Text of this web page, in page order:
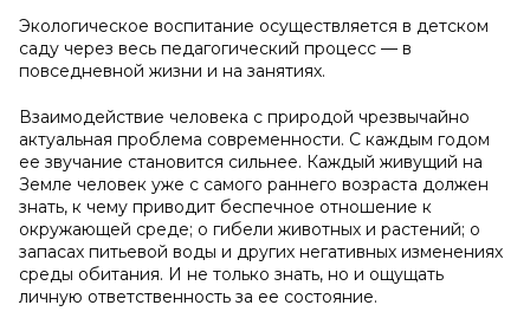
Экологическое воспитание осуществляется в детском
саду через весь педагогический процесс — в
повседневной жизни и на занятиях.
Взаимодействие человека с природой чрезвычайно
актуальная проблема современности. С каждым годом
ее звучание становится сильнее. Каждый живущий на
Земле человек уже с самого раннего возраста должен
знать, к чему приводит беспечное отношение к
окружающей среде; о гибели животных и растений; о
запасах питьевой воды и других негативных изменениях
среды обитания. И не только знать, но и ощущать
личную ответственность за ее состояние.